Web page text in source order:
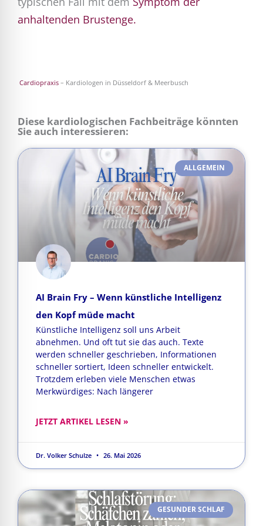
anhaltenden Brustenge.
Cardiopraxis – Kardiologen in Düsseldorf & Meerbusch
Diese kardiologischen Fachbeiträge könnten
Sie auch interessieren:
ALLGEMEIN
AI Brain Fry – Wenn künstliche Intelligenz
den Kopf müde macht
Künstliche Intelligenz soll uns Arbeit
abnehmen. Und oft tut sie das auch. Texte
werden schneller geschrieben, Informationen
schneller sortiert, Ideen schneller entwickelt.
Trotzdem erleben viele Menschen etwas
Merkwürdiges: Nach längerer
JETZT ARTIKEL LESEN »
Dr. Volker Schulze 26. Mai 2026
GESUNDER SCHLAF